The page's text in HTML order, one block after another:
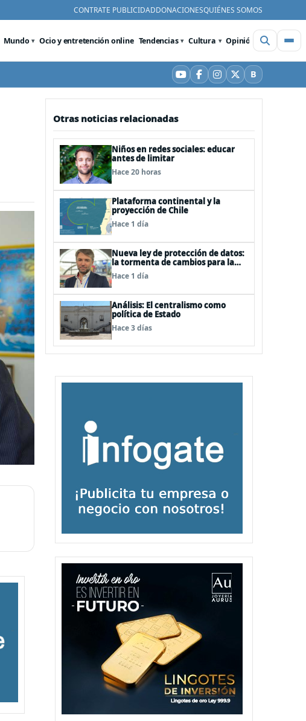
CONTRATE PUBLICIDADDONACIONESQUIÉNES SOMOS
Mundo Ocio y entretención online Tendencias Cultura Opinión Videos
YouTube
Facebook
Instagram
X BBluesky
Otras noticias relacionadas
Niños en redes sociales: educar
antes de limitar
Hace 20 horas
Plataforma continental y la
proyección de Chile
Hace 1 día
Nueva ley de protección de datos:
la tormenta de cambios para la
cual ya nos deberíamos estar
preparando
Hace 1 día
Análisis: El centralismo como
política de Estado
Hace 3 días